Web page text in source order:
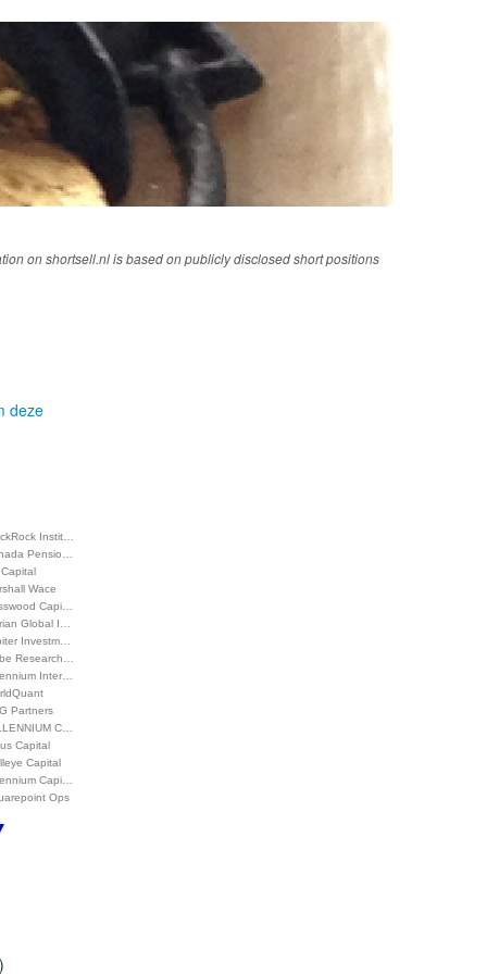
on shortsell.nl is based on publicly disclosed short positions
deze
Instit…
Pensio…
Wace
Capi…
Global I…
Investm…
Research…
Inter…
Partners
C…
Capital
Capital
Capi…
Ops